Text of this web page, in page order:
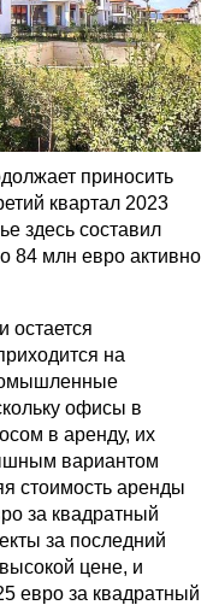
приносить
квартал 2023
здесь составил
84 млн евро активно
остается
на
офисы в
в аренду, их
вариантом
стоимость аренды
за квадратный
за последний
цене, и
евро за квадратный